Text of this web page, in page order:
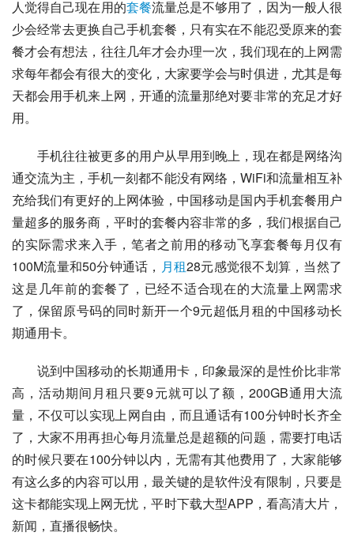
人觉得自己现在用的套餐流量总是不够用了，因为一般人很
少会经常去更换自己手机套餐，只有实在不能忍受原来的套
餐才会有想法，往往几年才会办理一次，我们现在的上网需
求每年都会有很大的变化，大家要学会与时俱进，尤其是每
天都会用手机来上网，开通的流量那绝对要非常的充足才好
用。
手机往往被更多的用户从早用到晚上，现在都是网络沟
通交流为主，手机一刻都不能没有网络，WiFi和流量相互补
充给我们有更好的上网体验，中国移动是国内手机套餐用户
量超多的服务商，平时的套餐内容非常的多，我们根据自己
的实际需求来入手，笔者之前用的移动飞享套餐每月仅有
100M流量和50分钟通话， 月租28元感觉很不划算，当然了
这是几年前的套餐了，已经不适合现在的大流量上网需求
了，保留原号码的同时新开一个9元超低月租的中国移动长
期通用卡。
说到中国移动的长期通用卡，印象最深的是性价比非常
高，活动期间月租只要9元就可以了额，200GB通用大流
量，不仅可以实现上网自由，而且通话有100分钟时长齐全
了，大家不用再担心每月流量总是超额的问题，需要打电话
的时候只要在100分钟以内，无需有其他费用了，大家能够
有这么多的内容可以用，最关键的是软件没有限制，只要是
这卡都能实现上网无忧，平时下载大型APP，看高清大片，
新闻，直播很畅快。